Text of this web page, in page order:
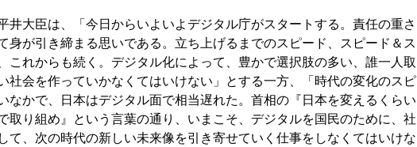
井大臣は、「今日からいよいよデジタル庁がスタートする。責任の重さ
身が引き締まる思いである。立ち上げるまでのスピード、スピード＆ス
これからも続く。デジタル化によって、豊かで選択肢の多い、誰一人取
社会を作っていかなくてはいけない」とする一方、「時代の変化のスピ
なかで、日本はデジタル面で相当遅れた。首相の『日本を変えるくらい
取り組め』という言葉の通り、いまこそ、デジタルを国民のために、社
て、次の時代の新しい未来像を引き寄せていく仕事をしなくてはいけな